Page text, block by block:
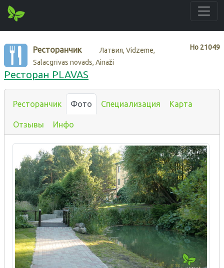
Нo 21049
Ресторанчик
Латвия, Vidzeme,
Salacgrīvas novads, Ainaži
Ресторан PLAVAS
Ресторанчик Фото Специализация Карта
Отзывы Инфо